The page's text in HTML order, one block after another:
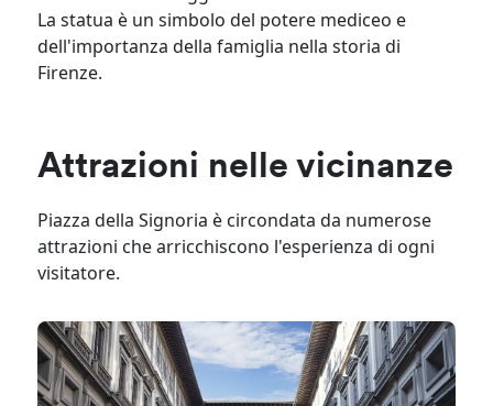
La statua è un simbolo del potere mediceo e
dell'importanza della famiglia nella storia di
Firenze.
Attrazioni nelle vicinanze
Piazza della Signoria è circondata da numerose
attrazioni che arricchiscono l'esperienza di ogni
visitatore.